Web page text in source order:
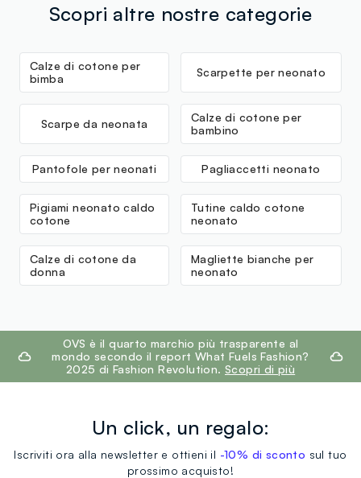
Scopri altre nostre categorie
Calze di cotone per
bimba
Scarpette per neonato
Scarpe da neonata
Calze di cotone per
bambino
Pantofole per neonati Pagliaccetti neonato
Pigiami neonato caldo
cotone
Tutine caldo cotone
neonato
Calze di cotone da
donna
Magliette bianche per
neonato
footer.ariatitleOVS è il quarto marchio più trasparente al
mondo secondo il report What Fuels Fashion?
2025 di Fashion Revolution. Scopri di più
Un click, un regalo:
Iscriviti ora alla newsletter e ottieni il -10% di sconto sul tuo
prossimo acquisto!